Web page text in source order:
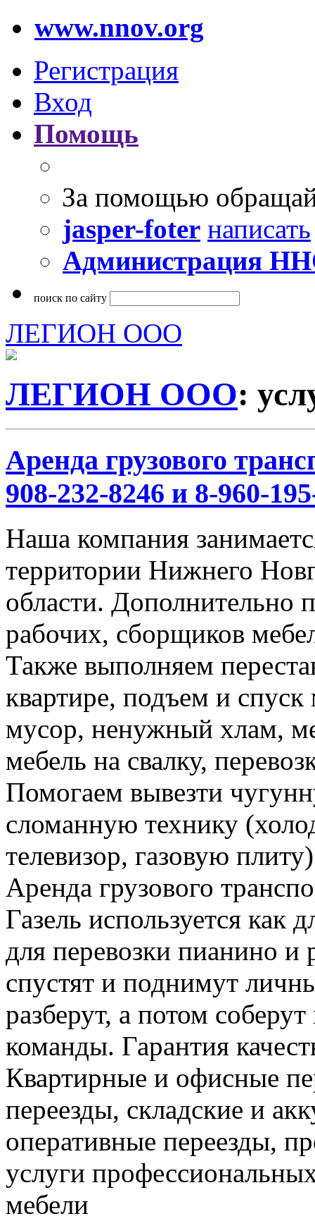
www.nnov.org
Регистрация
Вход
Помощь
За помощью
jasper-foter написать
Администрация
поиск по сайту
ЛЕГИОН ООО
ЛЕГИОН ООО:
Аренда грузового
908-232-8246 и 8-960-
Наша компания
территории Нижнего
области. Дополнительно
рабочих, сборщиков
Также выполняем
квартире, подъем и
мусор, ненужный хлам,
мебель на свалку,
Помогаем вывезти
сломанную технику
телевизор, газовую плиту)
Аренда грузового
Газель используется как
для перевозки пианино и
спустят и поднимут
разберут, а потом
команды. Гарантия
Квартирные и офисные
переезды, складские и
оперативные переезды,
услуги
мебели